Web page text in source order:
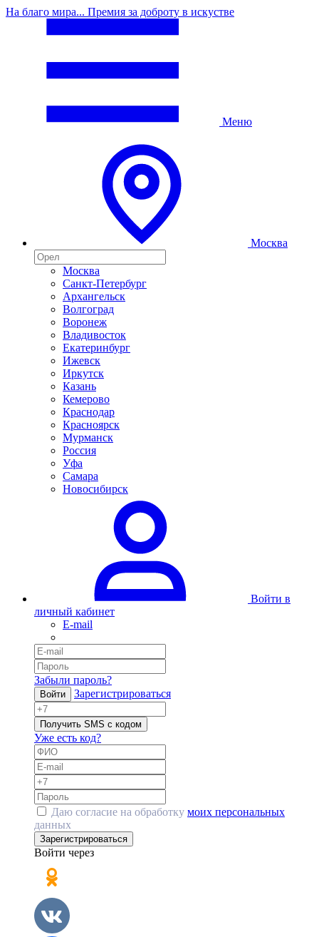
На благо мира... Премия за доброту в искустве
Меню
Москва
Москва
Санкт-Петербург
Архангельск
Волгоград
Воронеж
Владивосток
Екатеринбург
Ижевск
Иркутск
Казань
Кемерово
Краснодар
Красноярск
Мурманск
Россия
Уфа
Самара
Новосибирск
Войти в
личный кабинет
E-mail
Забыли пароль?
Войти Зарегистрироваться
Получить SMS с кодом
Уже есть код?
Даю согласие на обработку моих персональных
данных
Зарегистрироваться
Войти через